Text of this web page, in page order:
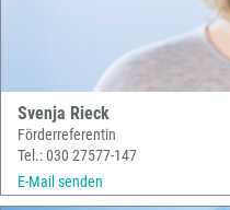
Svenja Rieck
Förderreferentin
Tel.: 030 27577-147
E-Mail senden